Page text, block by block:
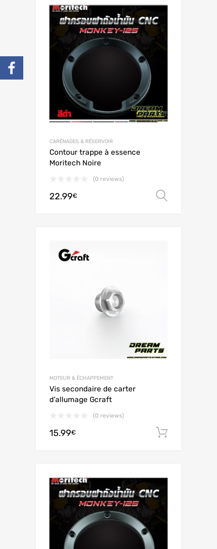
CARÉNAGES & RÉSERVOIR
Contour trappe à essence
Moritech Noire
(0 reviews)
22.99€
MOTEUR & ÉCHAPPEMENT
Vis secondaire de carter
d’allumage Gcraft
(0 reviews)
15.99€